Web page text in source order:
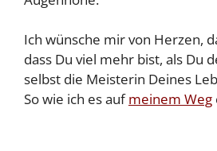
Ich wünsche mir von Herzen,
dass Du viel mehr bist, als Du
selbst die Meisterin Deines
So wie ich es aufmeinem Weg